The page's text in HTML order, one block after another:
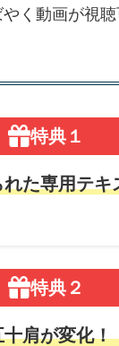
く動画が視
特典１
た専用テキ
特典２
肩が変化！